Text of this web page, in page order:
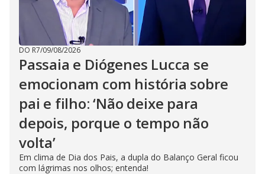
DO R7/09/08/2026
Passaia e Diógenes Lucca se
emocionam com história sobre
pai e filho: ‘Não deixe para
depois, porque o tempo não
volta’
Em clima de Dia dos Pais, a dupla do Balanço Geral ficou
com lágrimas nos olhos; entenda!